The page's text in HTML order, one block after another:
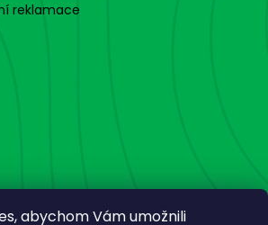
abychom Vám umožnili
reklamace